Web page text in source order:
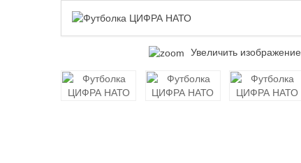
Увеличить изображение